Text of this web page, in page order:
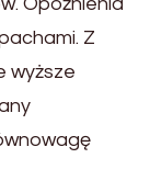
Opóźnienia
Z
wyższe